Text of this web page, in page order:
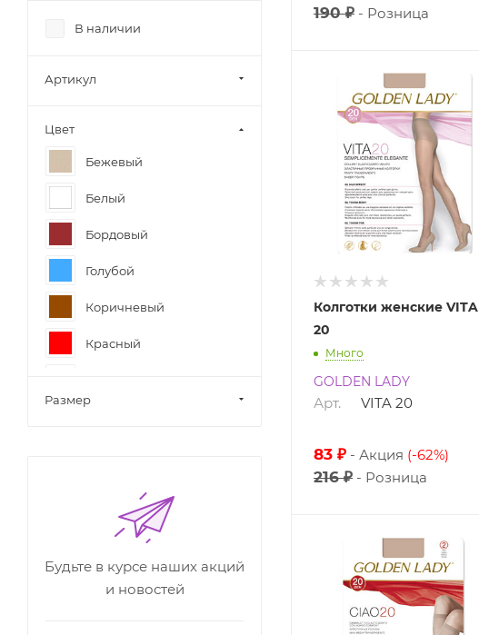
190 ₽ Розница
Колготки женские VITA
20
Много
GOLDEN LADY
Арт. VITA 20
83 ₽ Акция (-62%)
216 ₽ Розница
В наличии
Артикул
Цвет
Бежевый
Белый
Бордовый
Голубой
Коричневый
Красный
Черный
Размер
Будьте в курсе наших акций
и новостей